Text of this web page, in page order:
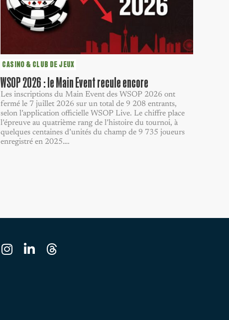
CASINO & CLUB DE JEUX
WSOP 2026 : le Main Event recule encore
Les inscriptions du Main Event des WSOP 2026 ont
fermé le 7 juillet 2026 sur un total de 9 208 entrants,
selon l’application officielle WSOP Live. Le chiffre place
l’épreuve au quatrième rang de l’histoire du tournoi, à
quelques centaines d’unités du champ de 9 735 joueurs
enregistré en 2025….